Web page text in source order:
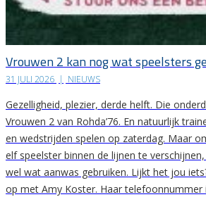
Vrouwen 2 kan nog wat speelsters
31 JULI 2026 | NIEUWS
Gezelligheid, plezier, derde helft. Die
Vrouwen 2 van Rohda’76. En natuurlijk
en wedstrijden spelen op zaterdag. Maar
elf speelster binnen de lijnen te
wel wat aanwas gebruiken. Lijkt het jou
op met Amy Koster. Haar telefoonnummer